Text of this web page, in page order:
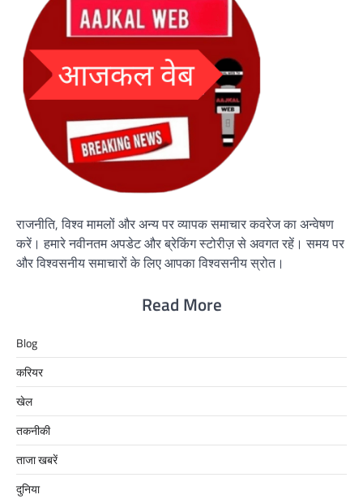
राजनीति, विश्व मामलों और अन्य पर व्यापक समाचार कवरेज का अन्वेषण
करें। हमारे नवीनतम अपडेट और ब्रेकिंग स्टोरीज़ से अवगत रहें। समय पर
और विश्वसनीय समाचारों के लिए आपका विश्वसनीय स्रोत।
Read More
Blog
करियर
खेल
तकनीकी
ताजा खबरें
दुनिया